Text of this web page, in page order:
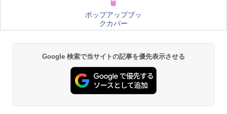
ポップアップブッ
クカバー
Google 検索で当サイトの記事を優先表示させる